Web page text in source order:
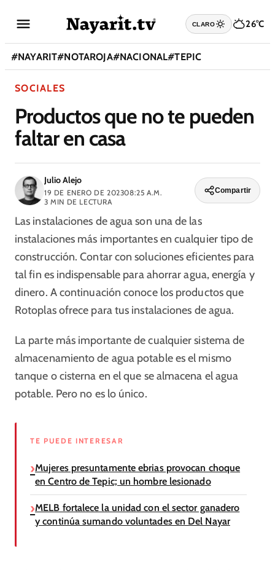
CLARO 26°C
#NAYARIT#NOTAROJA#NACIONAL#TEPIC
SOCIALES
Productos que no te pueden
faltar en casa
Julio Alejo
19 DE ENERO DE 202308:25 A.M.
3 MIN DE LECTURA
Compartir
Las instalaciones de agua son una de las
instalaciones más importantes en cualquier tipo de
construcción. Contar con soluciones eficientes para
tal fin es indispensable para ahorrar agua, energía y
dinero. A continuación conoce los productos que
Rotoplas ofrece para tus instalaciones de agua.
La parte más importante de cualquier sistema de
almacenamiento de agua potable es el mismo
tanque o cisterna en el que se almacena el agua
potable. Pero no es lo único.
TE PUEDE INTERESAR
Mujeres presuntamente ebrias provocan choque
en Centro de Tepic; un hombre lesionado
MELB fortalece la unidad con el sector ganadero
y continúa sumando voluntades en Del Nayar